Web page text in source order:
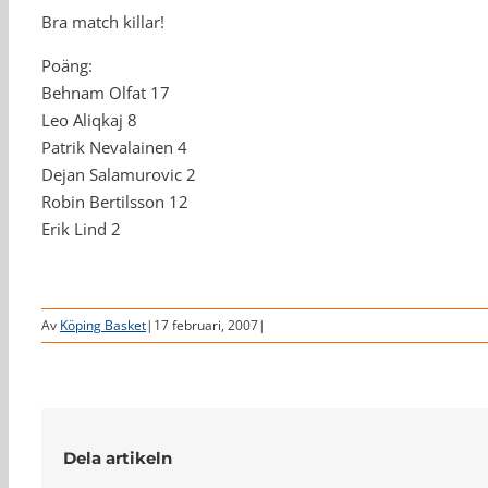
Bra match killar!
Poäng:
Behnam Olfat 17
Leo Aliqkaj 8
Patrik Nevalainen 4
Dejan Salamurovic 2
Robin Bertilsson 12
Erik Lind 2
Av Köping Basket| 17 februari, 2007|
Dela artikeln